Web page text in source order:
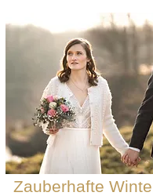
Zauberhafte